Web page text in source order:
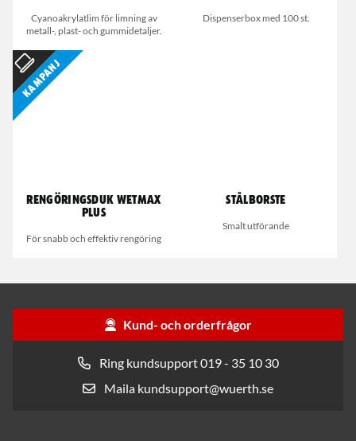
Cyanoakrylatlim för limning av
metall-, plast- och gummidetaljer.
Dispenserbox med 100 st.
Kampanj
Rengöringsduk Wetmax
Plus
För snabb och effektiv rengöring
Stålborste
Smalt utförande
Kund- och orderfrågor
Ring kundsupport 019 - 35 10 30
Maila kundsupport@wuerth.se